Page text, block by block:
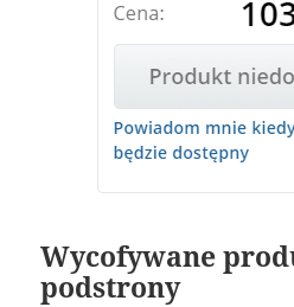
Wycofywane
podstrony